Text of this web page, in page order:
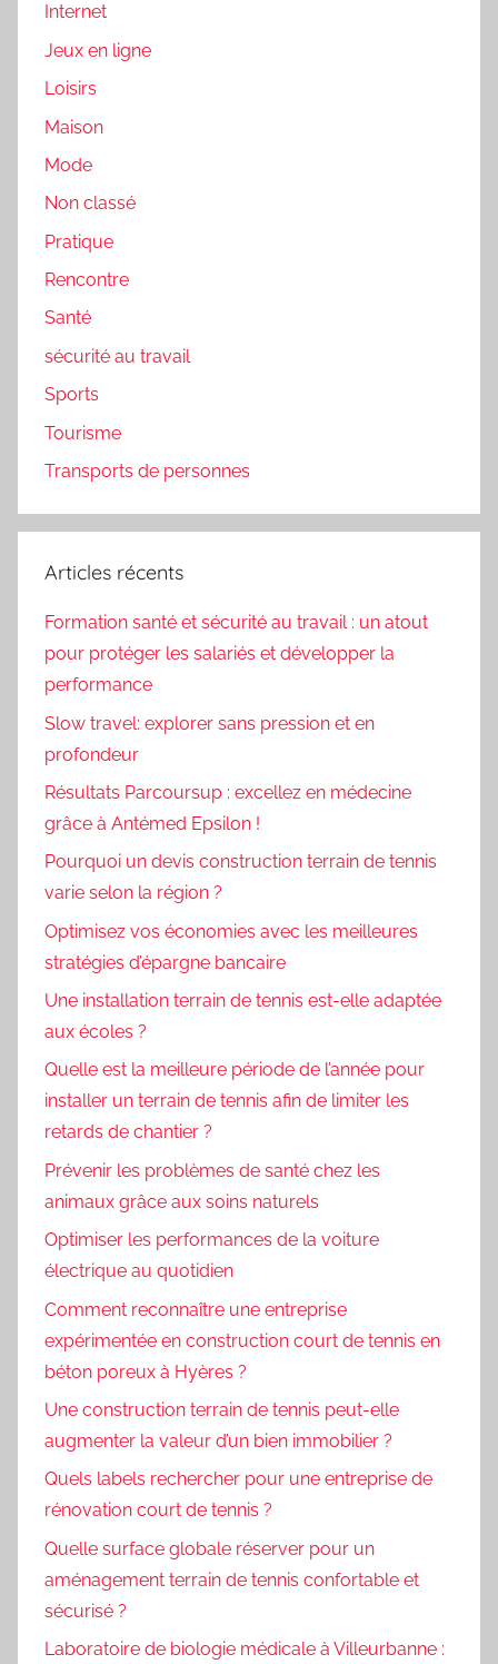
Internet
Jeux en ligne
Loisirs
Maison
Mode
Non classé
Pratique
Rencontre
Santé
sécurité au travail
Sports
Tourisme
Transports de personnes
Articles récents
Formation santé et sécurité au travail : un atout
pour protéger les salariés et développer la
performance
Slow travel: explorer sans pression et en
profondeur
Résultats Parcoursup : excellez en médecine
grâce à Antémed Epsilon !
Pourquoi un devis construction terrain de tennis
varie selon la région ?
Optimisez vos économies avec les meilleures
stratégies d’épargne bancaire
Une installation terrain de tennis est-elle adaptée
aux écoles ?
Quelle est la meilleure période de l’année pour
installer un terrain de tennis afin de limiter les
retards de chantier ?
Prévenir les problèmes de santé chez les
animaux grâce aux soins naturels
Optimiser les performances de la voiture
électrique au quotidien
Comment reconnaître une entreprise
expérimentée en construction court de tennis en
béton poreux à Hyères ?
Une construction terrain de tennis peut-elle
augmenter la valeur d’un bien immobilier ?
Quels labels rechercher pour une entreprise de
rénovation court de tennis ?
Quelle surface globale réserver pour un
aménagement terrain de tennis confortable et
sécurisé ?
Laboratoire de biologie médicale à Villeurbanne :